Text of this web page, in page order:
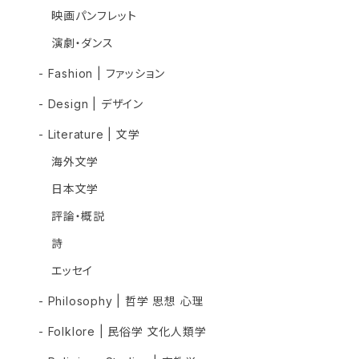
映画パンフレット
演劇・ダンス
- Fashion | ファッション
- Design | デザイン
- Literature | 文学
海外文学
日本文学
評論・概説
詩
エッセイ
- Philosophy | 哲学 思想 心理
- Folklore | 民俗学 文化人類学